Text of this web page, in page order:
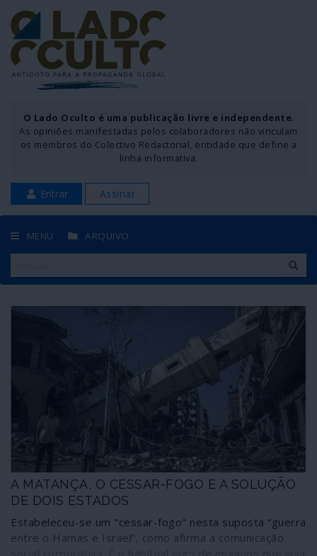
O Lado Oculto é uma publicação livre e independente.
As opiniões manifestadas pelos colaboradores não vinculam
os membros do Colectivo Redactorial, entidade que define a
linha informativa.
Entrar Assinar
MENU ARQUIVO
A MATANÇA, O CESSAR-FOGO E A SOLUÇÃO
DE DOIS ESTADOS
Estabeleceu-se um "cessar-fogo" nesta suposta “guerra
entre o Hamas e Israel”, como afirma a comunicação